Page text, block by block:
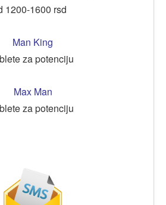
1200-1600 rsd
Man King
za potenciju
Max Man
za potenciju